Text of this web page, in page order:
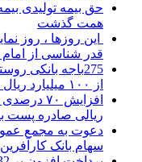
همت گذشت
این روزها ، روز
قدر شناسی از
275باجه بانکی
از ۱۰۰ میلیارد ریال افزایش دادند
ریالی صادره پست
دعوت به مجمع
سهام بانک کارآفرین